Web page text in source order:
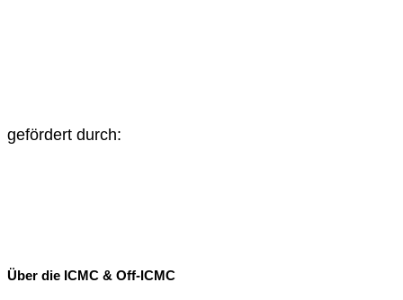
gefördert durch:
Über die ICMC & Off-ICMC